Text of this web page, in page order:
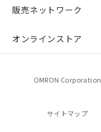
販売ネットワーク
オンラインストア
OMRON Corporation
サイトマップ